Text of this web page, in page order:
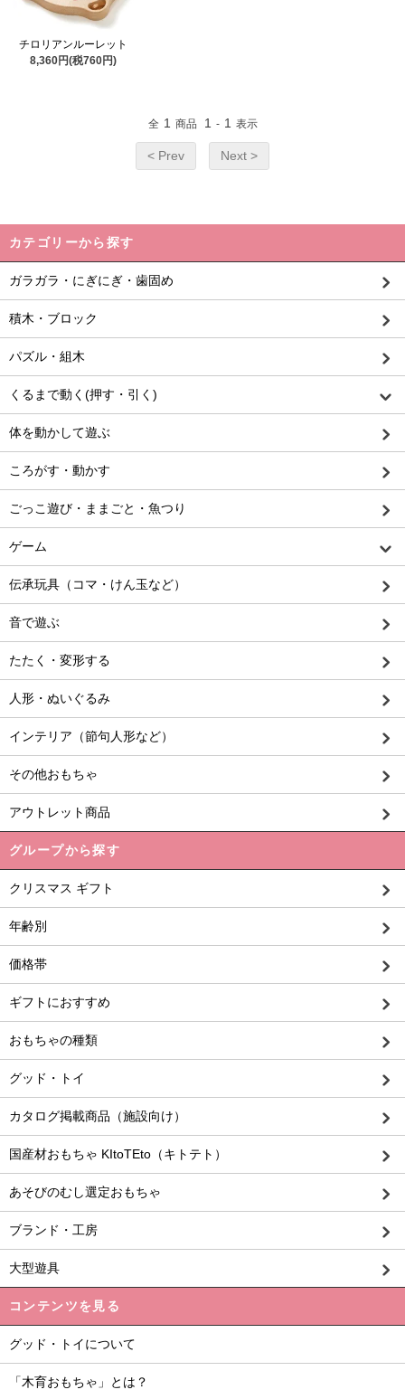
チロリアンルーレット
8,360円(税760円)
全 1 商品 1 - 1 表示
< Prev Next >
カテゴリーから探す
ガラガラ・にぎにぎ・歯固め
積木・ブロック
パズル・組木
くるまで動く(押す・引く)
体を動かして遊ぶ
ころがす・動かす
ごっこ遊び・ままごと・魚つり
ゲーム
伝承玩具（コマ・けん玉など）
音で遊ぶ
たたく・変形する
人形・ぬいぐるみ
インテリア（節句人形など）
その他おもちゃ
アウトレット商品
グループから探す
クリスマス ギフト
年齢別
価格帯
ギフトにおすすめ
おもちゃの種類
グッド・トイ
カタログ掲載商品（施設向け）
国産材おもちゃ KItoTEto（キトテト）
あそびのむし選定おもちゃ
ブランド・工房
大型遊具
コンテンツを見る
グッド・トイについて
「木育おもちゃ」とは？